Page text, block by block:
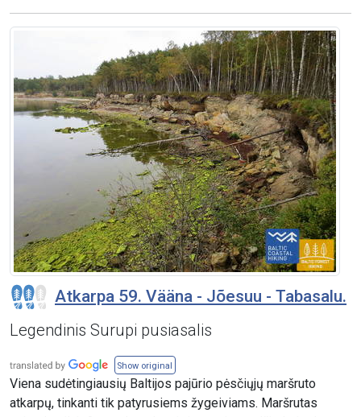
Atkarpa 59. Vääna - Jõesuu - Tabasalu.
Legendinis Surupi pusiasalis
Show original
Viena sudėtingiausių Baltijos pajūrio pėsčiųjų maršruto
atkarpų, tinkanti tik patyrusiems žygeiviams. Maršrutas